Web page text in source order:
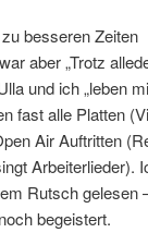
besseren Zeiten
aber „Trotz
und ich „leben
fast alle Platten
Air Auftritten
Arbeiterlieder).
Rutsch gelesen
begeistert.